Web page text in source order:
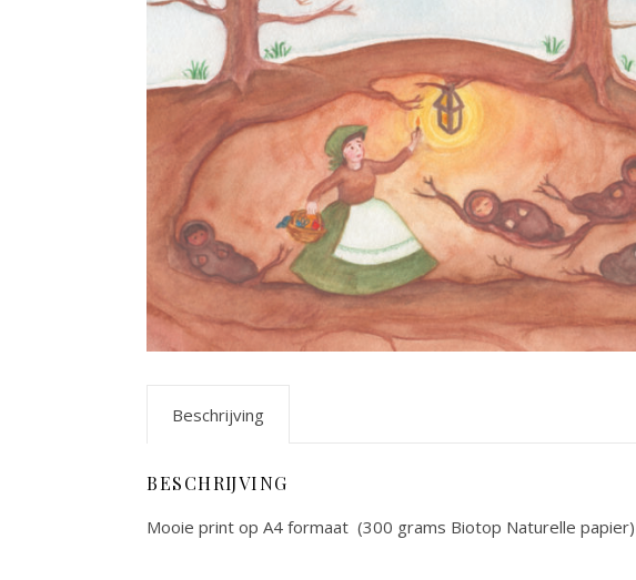
Beschrijving
BESCHRIJVING
Mooie print op A4 formaat (300 grams Biotop Naturelle papier)